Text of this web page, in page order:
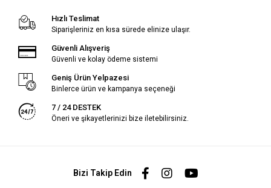
Hızlı Teslimat
Siparişleriniz en kısa sürede elinize ulaşır.
Güvenli Alışveriş
Güvenli ve kolay ödeme sistemi
Geniş Ürün Yelpazesi
Binlerce ürün ve kampanya seçeneği
7 / 24 DESTEK
Öneri ve şikayetlerinizi bize iletebilirsiniz.
Bizi Takip Edin